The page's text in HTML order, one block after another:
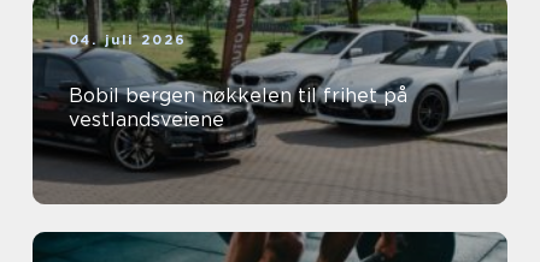
04. juli 2026
Bobil bergen nøkkelen til frihet på
vestlandsveiene